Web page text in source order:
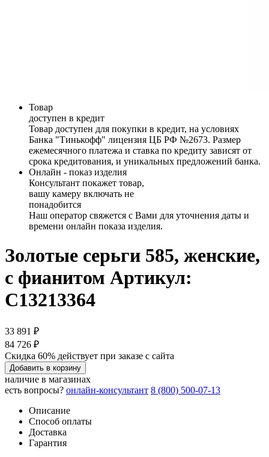
Товар
доступен в кредит
Товар доступен для покупки в кредит, на условиях
Банка "Тинькофф" лицензия ЦБ РФ №2673. Размер
ежемесячного платежа и ставка по кредиту зависят от
срока кредитования, и уникальных предложений банка.
Онлайн - показ изделия
Консультант покажет товар,
вашу камеру включать не
понадобится
Наш оператор свяжется с Вами для уточнения даты и
времени онлайн показа изделия.
Золотые серьги 585, женские,
с фианитом Артикул:
С13213364
33 891 ₽
84 726 ₽
Скидка 60% действует при заказе с сайта
Добавить в корзину
наличие в магазинах
есть вопросы? онлайн-консультант 8 (800) 500-07-13
Описание
Способ оплаты
Доставка
Гарантия